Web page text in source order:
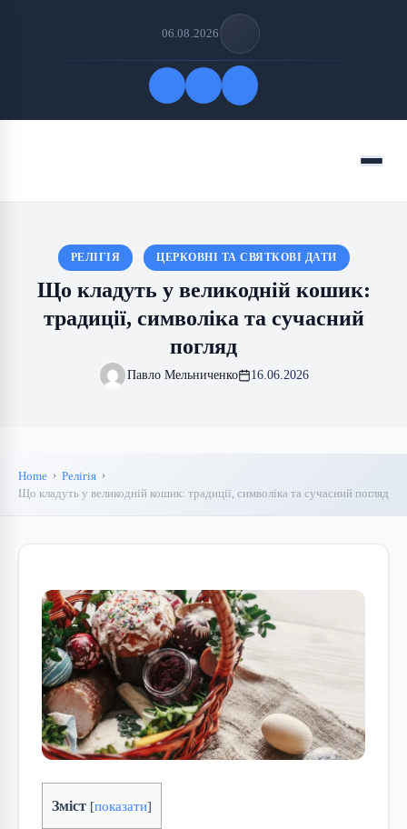
06.08.2026
Menu
РЕЛІГІЯ ЦЕРКОВНІ ТА СВЯТКОВІ ДАТИ
Що кладуть у великодній кошик:
традиції, символіка та сучасний
погляд
Павло Мельниченко 16.06.2026
Home
Релігія
Що кладуть у великодній кошик: традиції, символіка та сучасний погляд
Зміст [показати]